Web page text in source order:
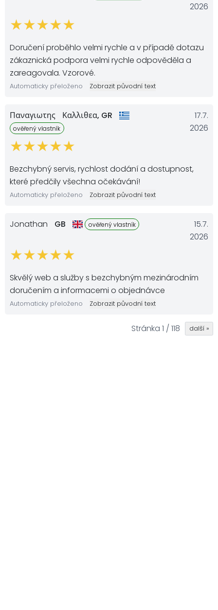
2026
Doručení proběhlo velmi rychle a v případě dotazu
zákaznická podpora velmi rychle odpověděla a
zareagovala. Vzorové.
Automaticky přeloženo Zobrazit původní text
Παναγιωτης Καλλιθεα, GR
ověřený vlastník
17.7.
2026
Bezchybný servis, rychlost dodání a dostupnost,
které předčily všechna očekávání!
Automaticky přeloženo Zobrazit původní text
Jonathan GB ověřený vlastník
15.7.
2026
Skvělý web a služby s bezchybným mezinárodním
doručením a informacemi o objednávce
Automaticky přeloženo Zobrazit původní text
Stránka 1 / 118 další »